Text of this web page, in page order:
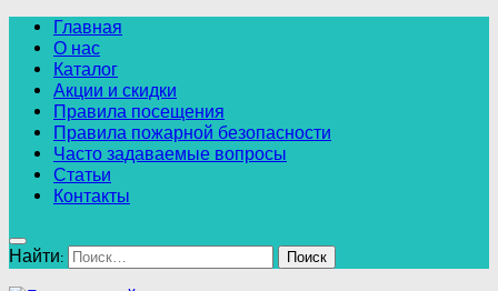
Главная
О нас
Каталог
Акции и скидки
Правила посещения
Правила пожарной безопасности
Часто задаваемые вопросы
Статьи
Контакты
Найти: